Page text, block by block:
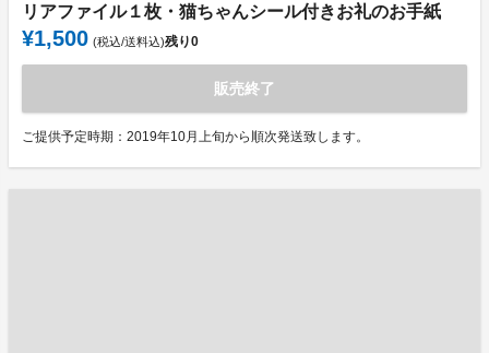
リアファイル１枚・猫ちゃんシール付きお礼のお手紙
¥1,500 (税込/送料込)残り0
販売終了
ご提供予定時期：2019年10月上旬から順次発送致します。